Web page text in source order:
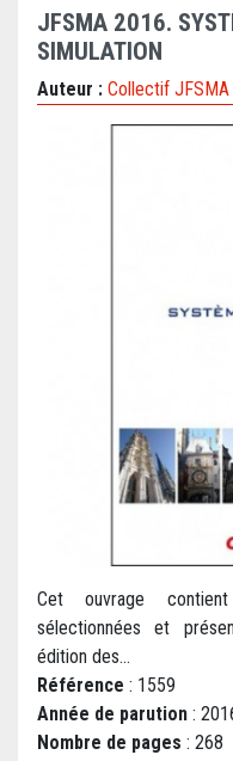
JFSMA 2016.
SIMULATION
Auteur : Collectif JFSMA
Cet ouvrage
sélectionnées et
édition des...
Référence : 1559
Année de parution :
Nombre de pages : 268